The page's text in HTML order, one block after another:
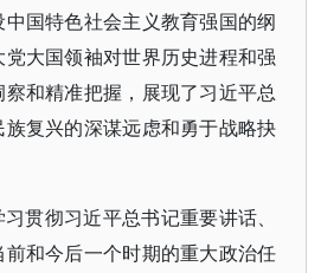
国特色社会主义教育强国的纲
大国领袖对世界历史进程和强
和精准把握，展现了习近平总
复兴的深谋远虑和勇于战略抉
贯彻习近平总书记重要讲话、
和今后一个时期的重大政治任